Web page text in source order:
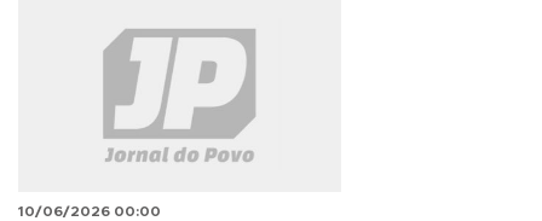
10/06/2026 00:00